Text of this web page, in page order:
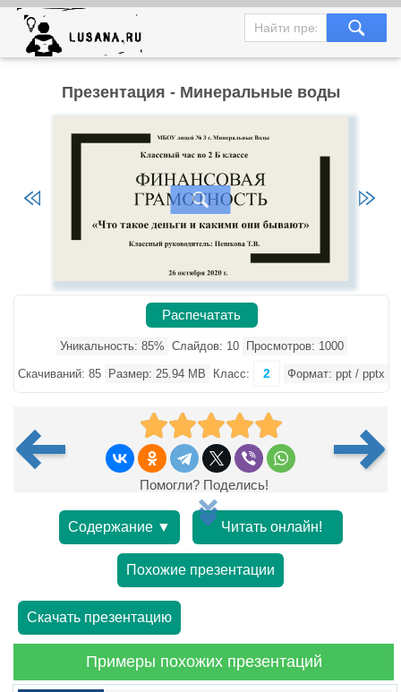
Презентация - Минеральные воды
Распечатать
Уникальность: 85% Слайдов: 10 Просмотров: 1000
Скачиваний: 85 Размер: 25.94 MB Класс: 2 Формат: ppt / pptx
Помогли? Поделись!
Содержание ▼ Читать онлайн!
Похожие презентации
Скачать презентацию
Примеры похожих презентаций